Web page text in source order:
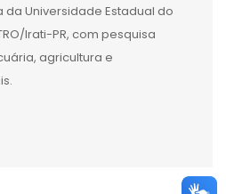
da Universidade Estadual do
Irati-PR, com pesquisa
agricultura e